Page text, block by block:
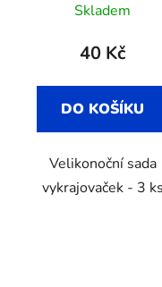
Skladem
40 Kč
DO KOŠÍKU
Velikonoční sada
vykrajovaček - 3 ks